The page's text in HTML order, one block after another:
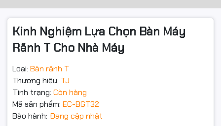
Kinh Nghiệm Lựa Chọn Bàn Máy
Rãnh T Cho Nhà Máy
Loại: Bàn rãnh T
Thương hiệu: TJ
Tình trạng: Còn hàng
Mã sản phẩm: EC-BGT32
Bảo hành: Đang cập nhật